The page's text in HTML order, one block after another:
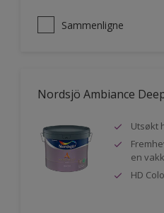
Sammenligne
Nordsjö Ambiance
Utsøkt
en
HD